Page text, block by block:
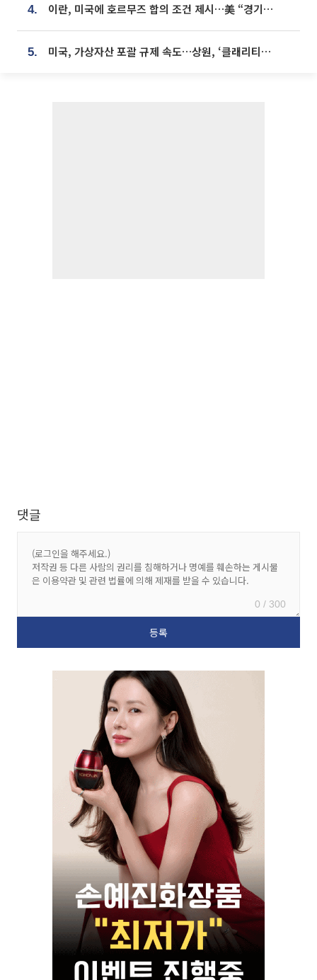
4. 이란, 미국에 호르무즈 합의 조건 제시…美 “경기 아직 안 끝나” [종합]
5. 미국, 가상자산 포괄 규제 속도…상원, ‘클래리티법’ 9월 절차투표 추진
댓글
0 / 300